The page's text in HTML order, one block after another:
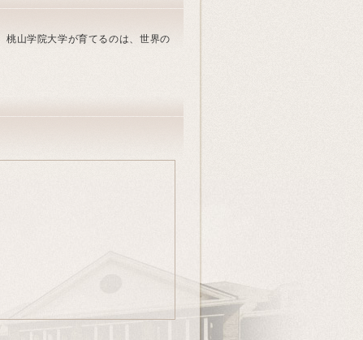
桃山学院大学が育てるのは、世界の